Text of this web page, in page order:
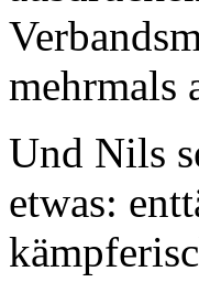
mehrmals
Und Nils
etwas: